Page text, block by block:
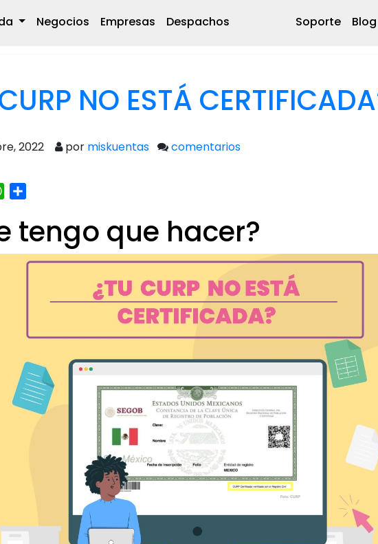
Negocios Empresas Despachos Soporte Blog
NO ESTÁ
2022 por miskuentas comentarios
WhatsApp
tengo que hacer?